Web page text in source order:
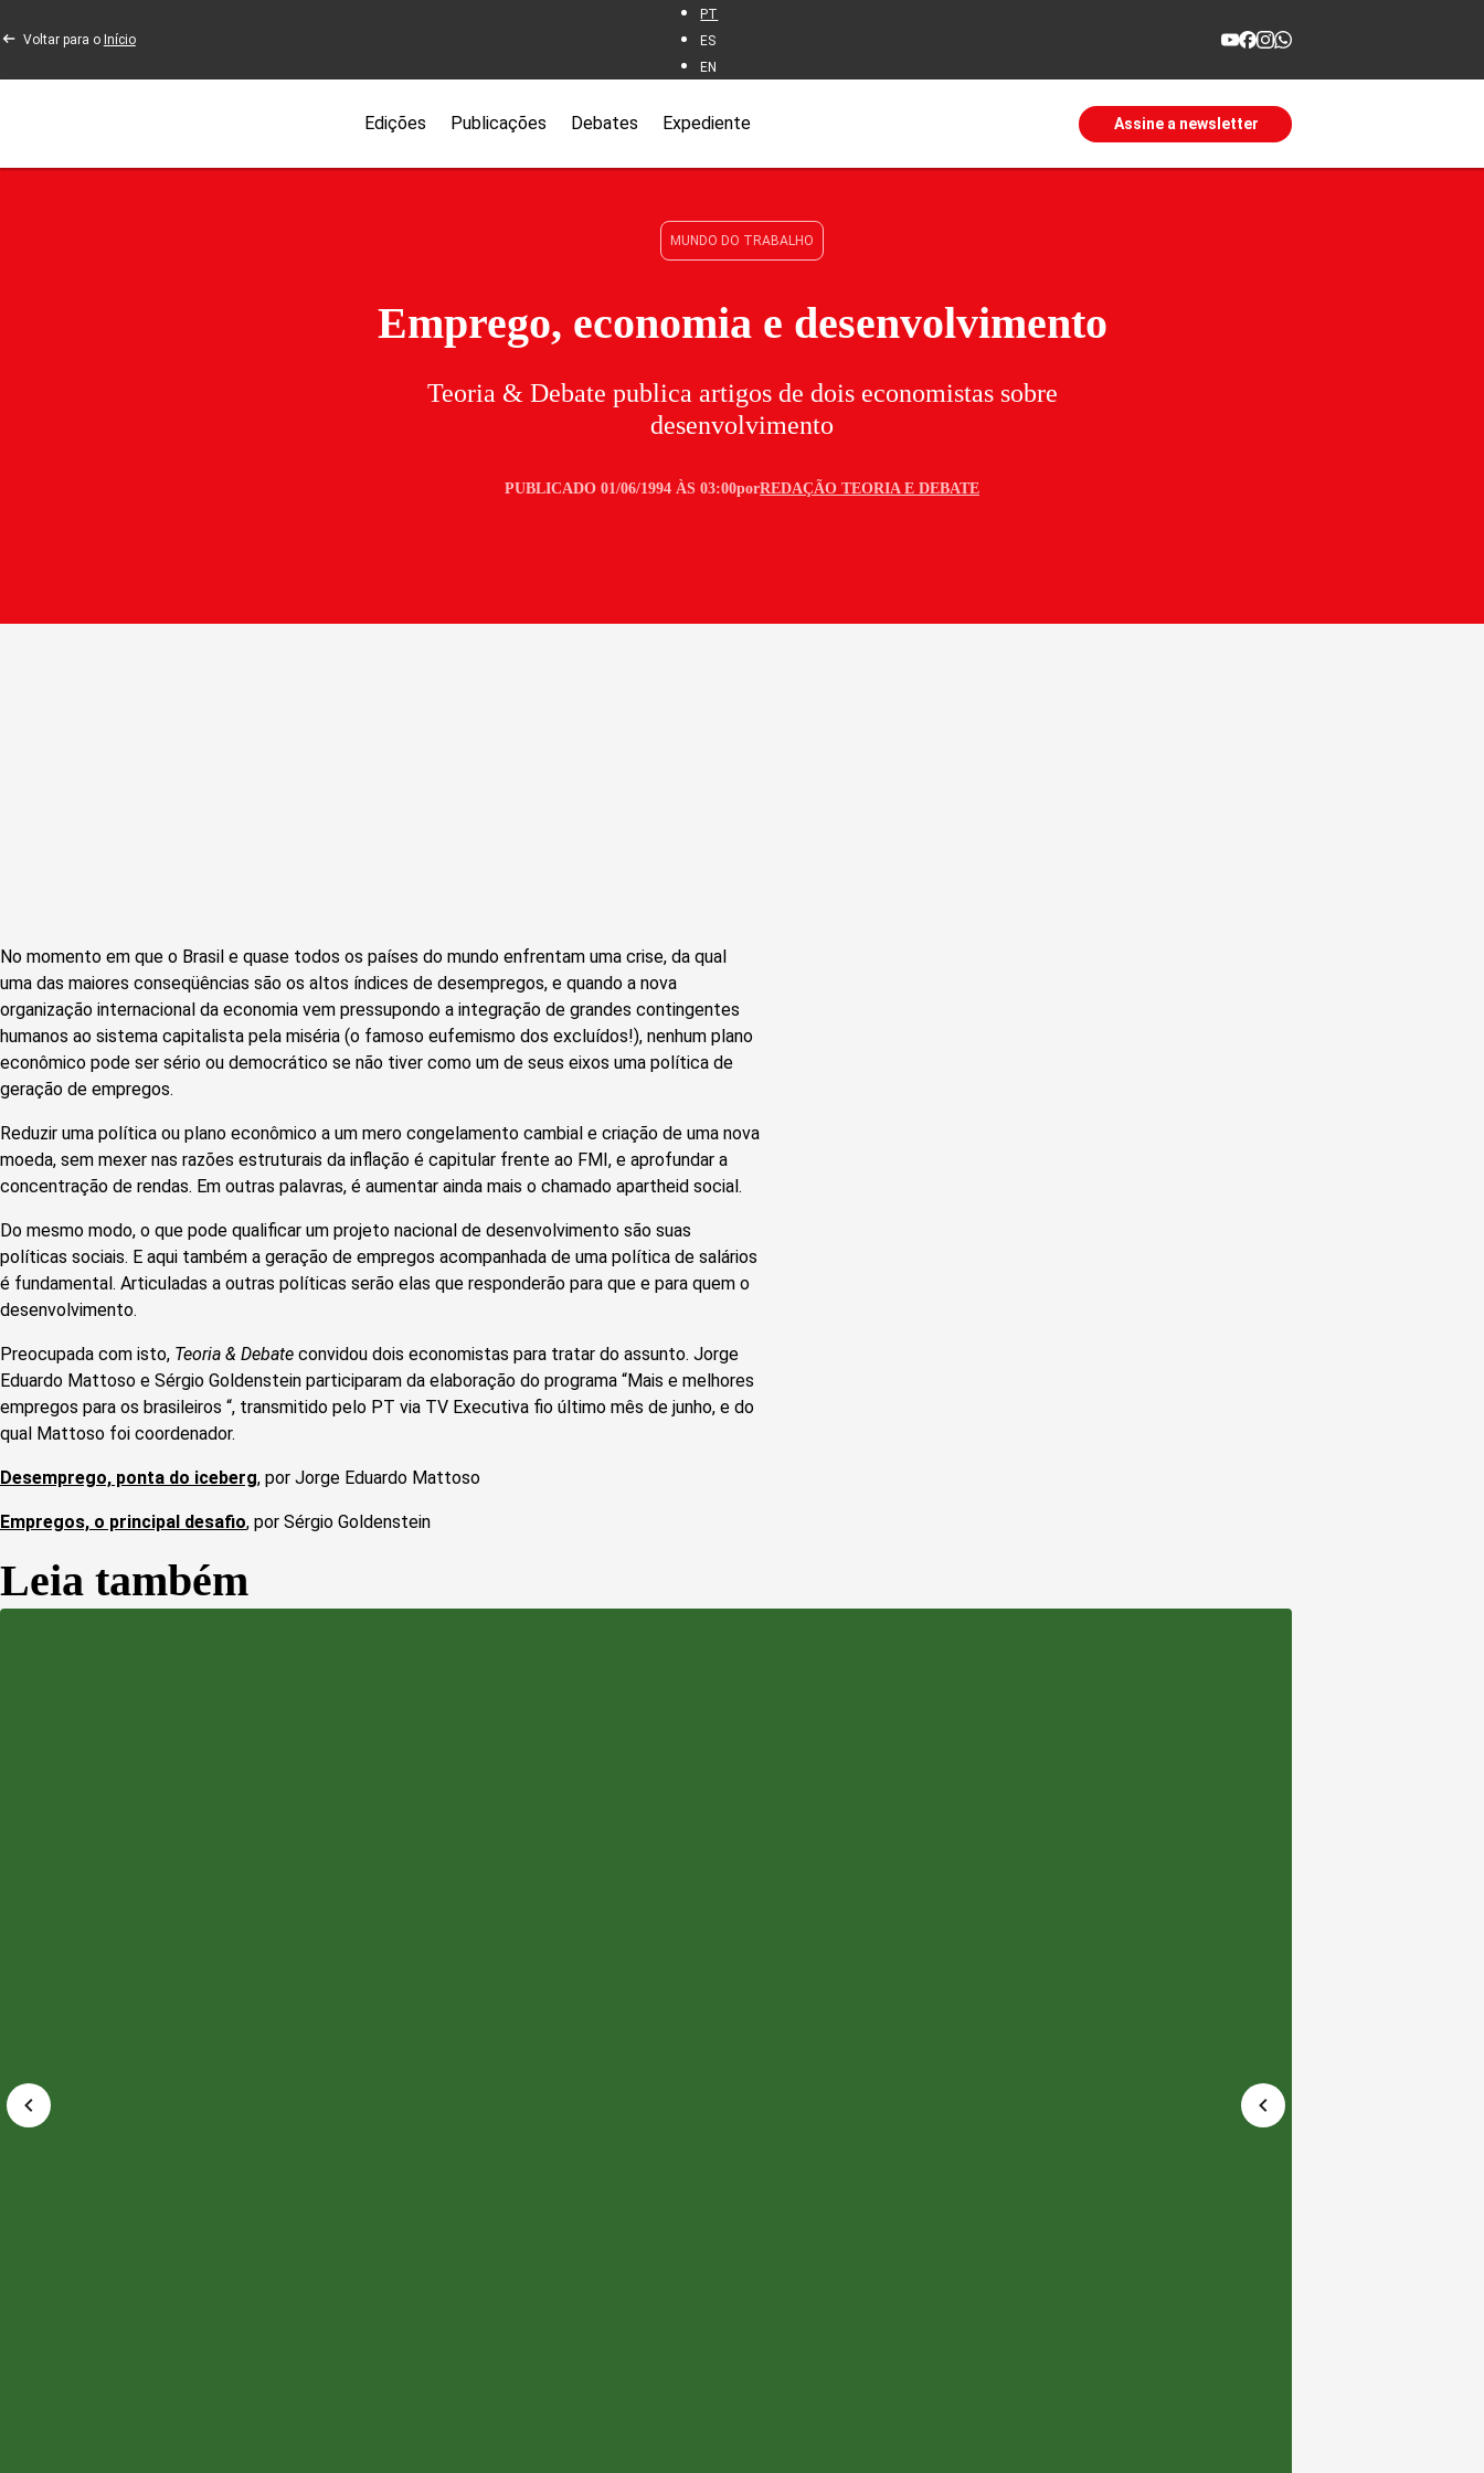
Voltar para o Início
PT
ES
EN
Edições Publicações Debates Expediente Assine a newsletter
MUNDO DO TRABALHO
Emprego, economia e desenvolvimento
Teoria & Debate publica artigos de dois economistas sobre
desenvolvimento
PUBLICADO 01/06/1994 ÀS 03:00porREDAÇÃO TEORIA E DEBATE
No momento em que o Brasil e quase todos os países do mundo enfrentam uma crise, da qual
uma das maiores conseqüências são os altos índices de desempregos, e quando a nova
organização internacional da economia vem pressupondo a integração de grandes contingentes
humanos ao sistema capitalista pela miséria (o famoso eufemismo dos excluídos!), nenhum plano
econômico pode ser sério ou democrático se não tiver como um de seus eixos uma política de
geração de empregos.
Reduzir uma política ou plano econômico a um mero congelamento cambial e criação de uma nova
moeda, sem mexer nas razões estruturais da inflação é capitular frente ao FMI, e aprofundar a
concentração de rendas. Em outras palavras, é aumentar ainda mais o chamado apartheid social.
Do mesmo modo, o que pode qualificar um projeto nacional de desenvolvimento são suas
políticas sociais. E aqui também a geração de empregos acompanhada de uma política de salários
é fundamental. Articuladas a outras políticas serão elas que responderão para que e para quem o
desenvolvimento.
Preocupada com isto, Teoria & Debate convidou dois economistas para tratar do assunto. Jorge
Eduardo Mattoso e Sérgio Goldenstein participaram da elaboração do programa “Mais e melhores
empregos para os brasileiros “, transmitido pelo PT via TV Executiva fio último mês de junho, e do
qual Mattoso foi coordenador.
Desemprego, ponta do iceberg, por Jorge Eduardo Mattoso
Empregos, o principal desafio, por Sérgio Goldenstein
Leia também